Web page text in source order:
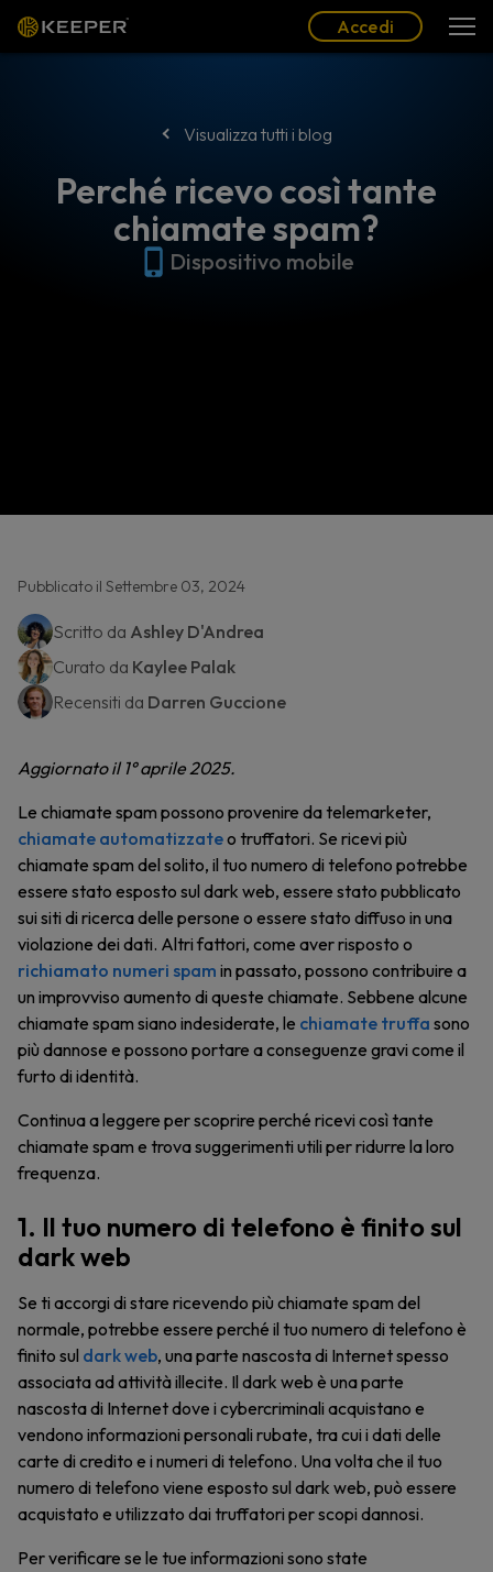
Accedi
Visualizza tutti i blog
Perché ricevo così tante
chiamate spam?
Dispositivo mobile
Pubblicato il Settembre 03, 2024
Scritto da Ashley D'Andrea
Curato da Kaylee Palak
Recensiti da Darren Guccione
Aggiornato il 1° aprile 2025.
Le chiamate spam possono provenire da telemarketer,
chiamate automatizzateo truffatori. Se ricevi più
chiamate spam del solito, il tuo numero di telefono potrebbe
essere stato esposto sul dark web, essere stato pubblicato
sui siti di ricerca delle persone o essere stato diffuso in una
violazione dei dati. Altri fattori, come aver risposto o
richiamato numeri spam in passato, possono contribuire a
un improvviso aumento di queste chiamate. Sebbene alcune
chiamate spam siano indesiderate, le chiamate truffa sono
più dannose e possono portare a conseguenze gravi come il
furto di identità.
Continua a leggere per scoprire perché ricevi così tante
chiamate spam e trova suggerimenti utili per ridurre la loro
frequenza.
1. Il tuo numero di telefono è finito sul
dark web
Se ti accorgi di stare ricevendo più chiamate spam del
normale, potrebbe essere perché il tuo numero di telefono è
finito sul dark web, una parte nascosta di Internet spesso
associata ad attività illecite. Il dark web è una parte
nascosta di Internet dove i cybercriminali acquistano e
vendono informazioni personali rubate, tra cui i dati delle
carte di credito e i numeri di telefono. Una volta che il tuo
numero di telefono viene esposto sul dark web, può essere
acquistato e utilizzato dai truffatori per scopi dannosi.
Per verificare se le tue informazioni sono state